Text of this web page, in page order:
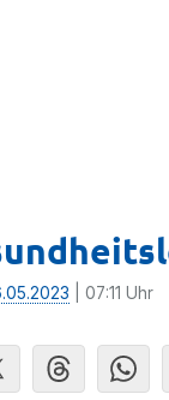
| 07:11 Uhr